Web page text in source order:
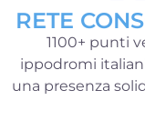
RETE
1100+ punti
ippodromi
una presenza